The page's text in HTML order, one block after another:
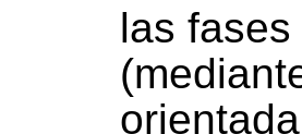
las